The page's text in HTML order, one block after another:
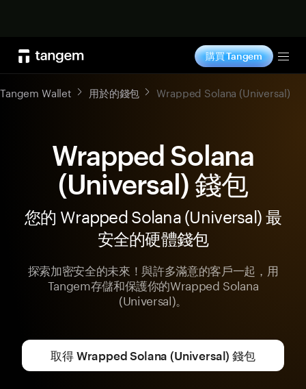
購買 Tangem
Tangem Wallet 用於的錢包 Wrapped Solana (Universal)
Wrapped Solana
(Universal) 錢包
您的 Wrapped Solana (Universal) 最
安全的硬體錢包
探索加密安全的未來！與許多滿意的客戶一起，用
Tangem存儲和保護你的Wrapped Solana
(Universal)。
取得 Wrapped Solana (Universal) 錢包